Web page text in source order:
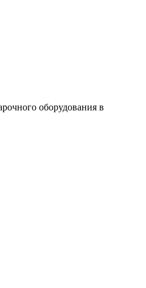
оборудования в